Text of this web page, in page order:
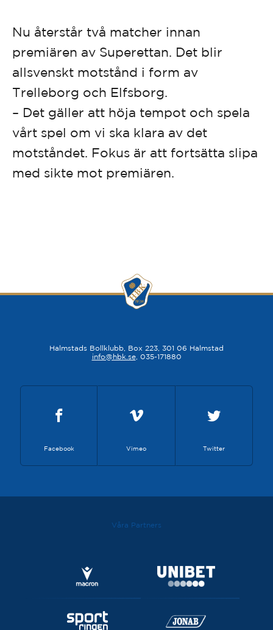
Nu återstår två matcher innan
premiären av Superettan. Det blir
allsvenskt motstånd i form av
Trelleborg och Elfsborg.
– Det gäller att höja tempot och spela
vårt spel om vi ska klara av det
motståndet. Fokus är att fortsätta slipa
med sikte mot premiären.
Halmstads Bollklubb, Box 223, 301 06 Halmstad
info@hbk.se, 035-171880
Facebook Vimeo Twitter
Våra Partners